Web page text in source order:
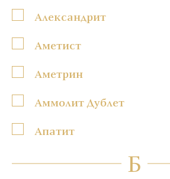
Александрит
Аметист
Аметрин
Аммолит Дублет
Апатит
Б